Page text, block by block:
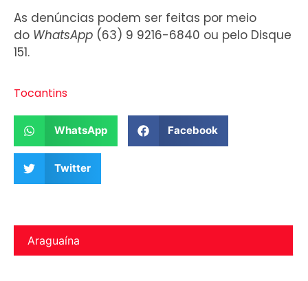
As denúncias podem ser feitas por meio
do WhatsApp (63) 9 9216-6840 ou pelo Disque
151.
Tocantins
WhatsApp Facebook
Twitter
Araguaína